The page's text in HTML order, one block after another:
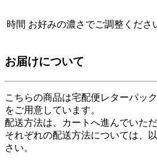
時間 お好みの濃さでご調整くださ
お届けについて
こちらの商品は宅配便レターパッ
をご用意しています。
配送方法は、カートへ進んでいた
それぞれの配送方法については、
さい。